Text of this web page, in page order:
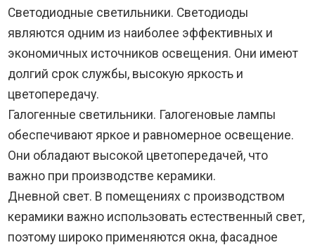
Светодиодные светильники. Светодиоды
являются одним из наиболее эффективных и
экономичных источников освещения. Они имеют
долгий срок службы, высокую яркость и
цветопередачу.
Галогенные светильники. Галогеновые лампы
обеспечивают яркое и равномерное освещение.
Они обладают высокой цветопередачей, что
важно при производстве керамики.
Дневной свет. В помещениях с производством
керамики важно использовать естественный свет,
поэтому широко применяются окна, фасадное